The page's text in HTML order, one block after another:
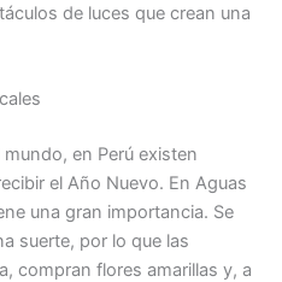
de luces que crean una
en Perú existen
el Año Nuevo. En Aguas
una gran importancia. Se
suerte, por lo que las
compran flores amarillas y, a